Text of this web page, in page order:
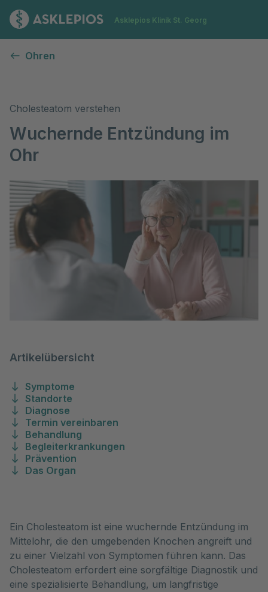
Zur Startseite
Asklepios Klinik St. Georg
Ohren
Cholesteatom verstehen
Wuchernde Entzündung im
Ohr
Artikelübersicht
Symptome
Standorte
Diagnose
Termin vereinbaren
Behandlung
Begleiterkrankungen
Prävention
Das Organ
Ein Cholesteatom ist eine wuchernde Entzündung im
Mittelohr, die den umgebenden Knochen angreift und
zu einer Vielzahl von Symptomen führen kann. Das
Cholesteatom erfordert eine sorgfältige Diagnostik und
eine spezialisierte Behandlung, um langfristige